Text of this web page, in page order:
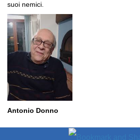
suoi nemici.
Antonio Donno